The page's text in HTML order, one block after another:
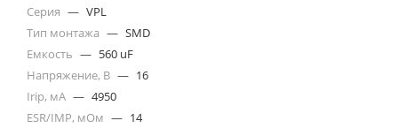
Серия — VPL
Тип монтажа — SMD
Емкость — 560 uF
Напряжение, В — 16
Irip, мА — 4950
ESR/IMP, мОм — 14